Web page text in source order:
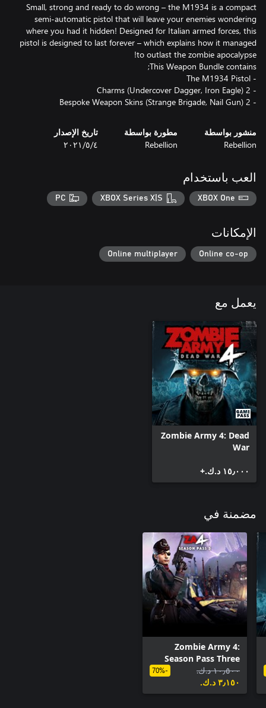
Small, strong and ready to do wrong – the M1934 is a compact
semi-automatic pistol that will leave your enemies wondering
where you had it hidden! Designed for Italian armed forces, this
pistol is designed to last forever – which explains how it managed
- 2 Bespoke Weapon Skins (Strange Brigade, Nail Gun)
منشور بواسطة
Rebellion
مطورة بواسطة
Rebellion
تاريخ الإصدار
٤‏/٥‏/٢٠٢١
العب باستخدام
XBOX One
XBOX Series X|S
PC
الإمكانات
Online co-op
Online multiplayer
يعمل مع
Zombie Army 4: Dead
War
١٥٫٠٠٠ د.ك.‏+
مضمنة في
Zombie Army 4:
Season Pass Three
١٠٫٥٠٠ د.ك.‏
٣٫١٥٠ د.ك.‏
-70%